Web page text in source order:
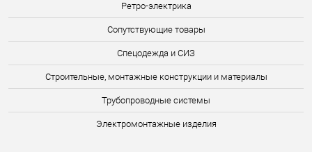
Ретро-электрика
Сопутствующие товары
Спецодежда и СИЗ
Строительные, монтажные конструкции и материалы
Трубопроводные системы
Электромонтажные изделия